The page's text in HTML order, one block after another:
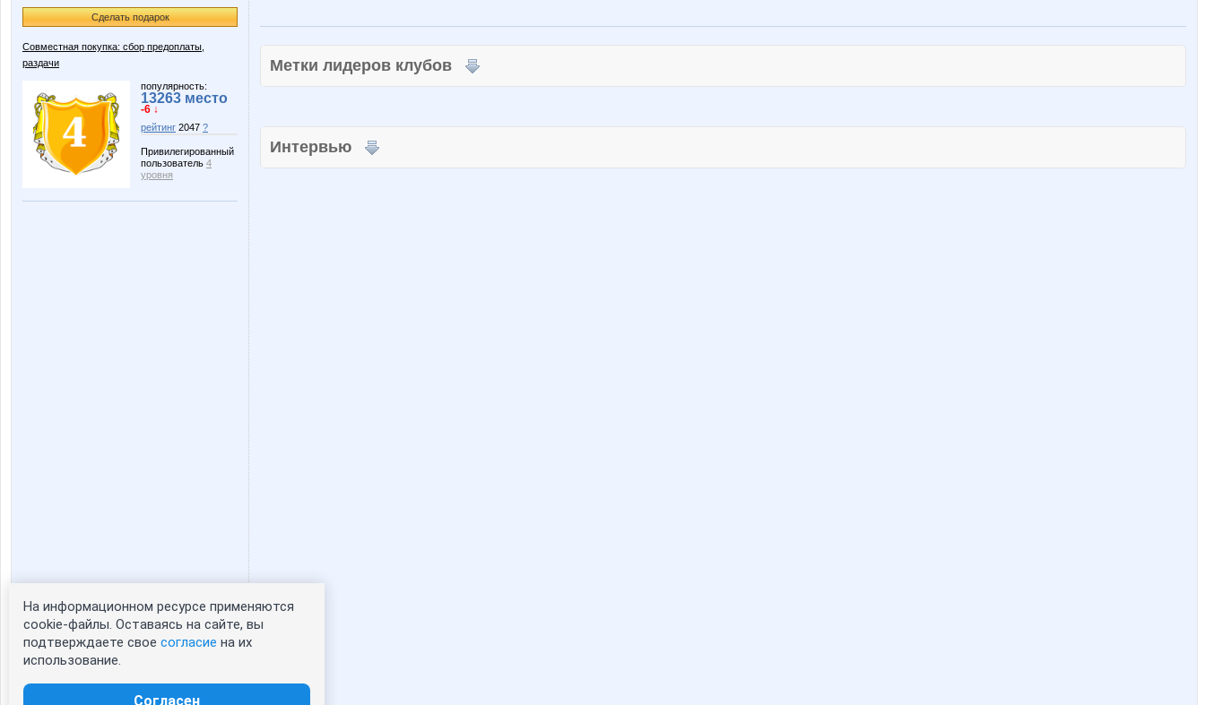
Сделать подарок
Совместная покупка: сбор предоплаты,
раздачи
популярность:
13263 место
-6 ↓
рейтинг 2047 ?
Привилегированный
пользователь 4
уровня
Статистика портрета:
сейчас просматривают портрет - 0
зарегистрированные пользователи
Метки лидеров клубов
Интервью
На информационном ресурсе применяются
cookie-файлы. Оставаясь на сайте, вы
подтверждаете свое согласие на их
использование.
Согласен